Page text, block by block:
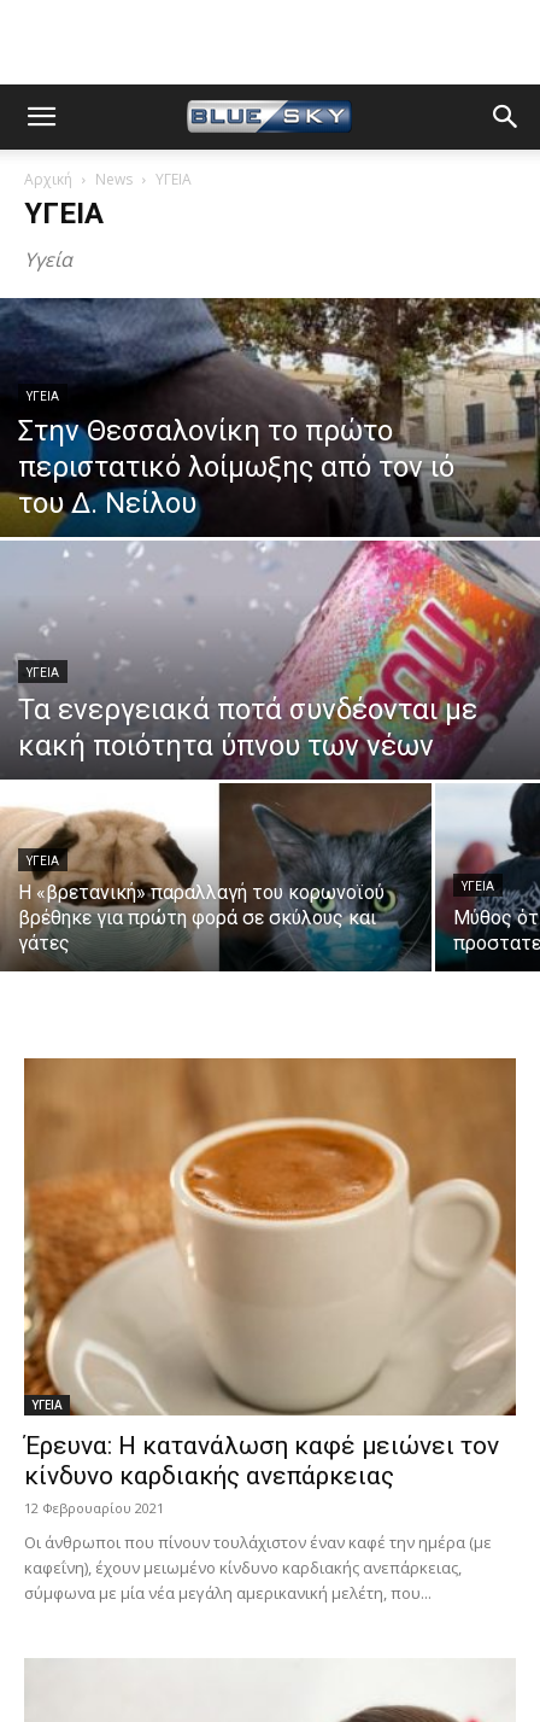
Αρχική News ΥΓΕΙΑ
ΥΓΕΙΑ
Υγεία
ΥΓΕΙΑ
Στην Θεσσαλονίκη το πρώτο
περιστατικό λοίμωξης από τον ιό
του Δ. Νείλου
ΥΓΕΙΑ
Τα ενεργειακά ποτά συνδέονται με
κακή ποιότητα ύπνου των νέων
ΥΓΕΙΑ
Η «βρετανική» παραλλαγή του κορωνοϊού
βρέθηκε για πρώτη φορά σε σκύλους και
γάτες
ΥΓΕΙΑ
Μύθος
ΥΓΕΙΑ
Έρευνα: Η κατανάλωση καφέ μειώνει τον
κίνδυνο καρδιακής ανεπάρκειας
12 Φεβρουαρίου 2021
Οι άνθρωποι που πίνουν τουλάχιστον έναν καφέ την ημέρα (με
καφεΐνη), έχουν μειωμένο κίνδυνο καρδιακής ανεπάρκειας,
σύμφωνα με μία νέα μεγάλη αμερικανική μελέτη, που...